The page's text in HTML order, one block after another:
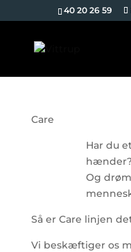
40 20 26 59
Care
Har du
hænder?
Og
Så er Care linjen
Vi beskæftiger os